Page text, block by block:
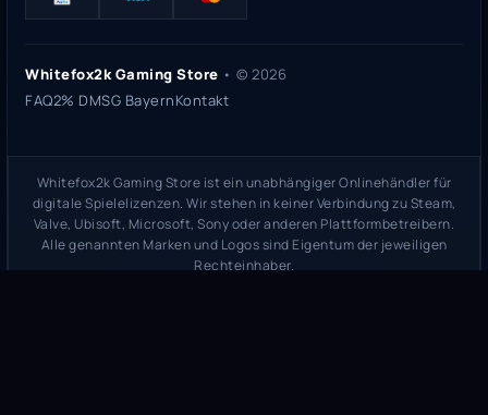
Whitefox2k Gaming Store • © 2026
FAQ2% DMSG BayernKontakt
Whitefox2k Gaming Store ist ein unabhängiger Onlinehändler für
digitale Spielelizenzen. Wir stehen in keiner Verbindung zu Steam,
Valve, Ubisoft, Microsoft, Sony oder anderen Plattformbetreibern.
Alle genannten Marken und Logos sind Eigentum der jeweiligen
Rechteinhaber.